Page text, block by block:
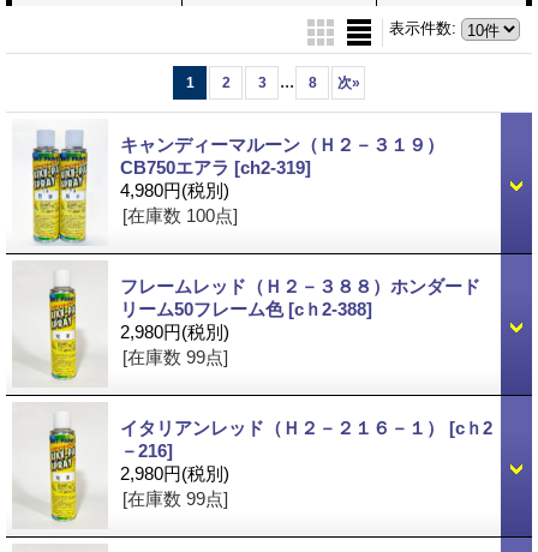
表示件数:
1 2 3 ... 8 次»
キャンディーマルーン（Ｈ２－３１９）
CB750エアラ [ch2-319]
4,980円(税別)
[在庫数 100点]
フレームレッド（Ｈ２－３８８）ホンダード
リーム50フレーム色[cｈ2-388]
2,980円(税別)
[在庫数 99点]
イタリアンレッド（Ｈ２－２１６－１） [cｈ2
－216]
2,980円(税別)
[在庫数 99点]